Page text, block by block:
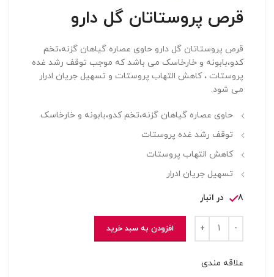
قرص پروستاتان گل دارو
قرص پروستاتان گل دارو حاوی عصاره گیاهان گزنه،تخم
کدو،بابونه و خارخاسک می باشد که موجب توقف رشد غده
پروستات ، کاهش التهاب پروستات و تسهیل جریان ادرار
می شود.
حاوی عصاره گیاهان گزنه،تخم کدو،بابونه و خارخاسک
توقف رشد غده پروستات
کاهش التهاب پروستات
تسهیل جریان ادرار
8 در انبار
افزودن به سبد خرید
علاقه مندی